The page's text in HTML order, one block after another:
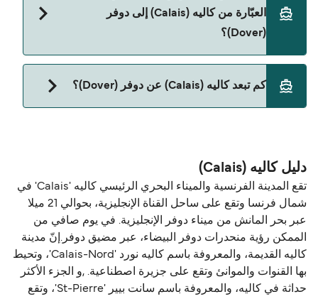
Irish Ferries
P&O Ferries
DFDS Seaways
العبّارة من كاليه (Calais) إلى دوفر
(Dover)؟
نعم، الحيوانات الأليفة مسموح بها على العبّارة. قد تحتاج
إلى جواز سفر للحيوان. يرجى مراجعة تعليمات شركات
Irish Ferries
P&O Ferries
DFDS Seaways
كم تبعد كاليه (Calais) عن دوفر (Dover)؟
دليل كاليه (Calais)
تقع المدينة الفرنسية والميناء البحري الرئيسي كاليه 'Calais' في
شمال فرنسا وتقع على ساحل القناة الإنجليزية، بحوالي 21 ميلا
عبر بحر المانش من ميناء دوفر الإنجليزية. في يوم صافي من
الممكن رؤية منحدرات دوفر البيضاء، عبر مضيق دوفر.إنّ مدينة
كاليه القديمة، والمعروفة باسم كاليه نورد 'Calais-Nord'، وتحيط
بها القنوات والموانئ وتقع على جزيرة اصطناعية. ,و الجزء الأكثر
حداثة في كاليه، والمعروفة باسم سانت بيير 'St-Pierre'، وتقع